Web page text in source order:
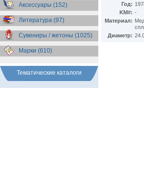
Аксессуары (152)
Литература (97)
Сувениры / жетоны (1025)
Марки (610)
Тематические каталоги
Год:
KM#: -
Материал:
Диаметр: